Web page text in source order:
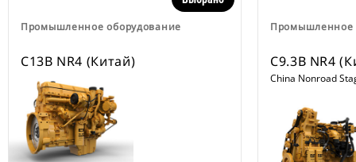
Промышленное оборудование
C13B NR4 (Китай)
Промышленное
C9.3B NR4
China Nonroad